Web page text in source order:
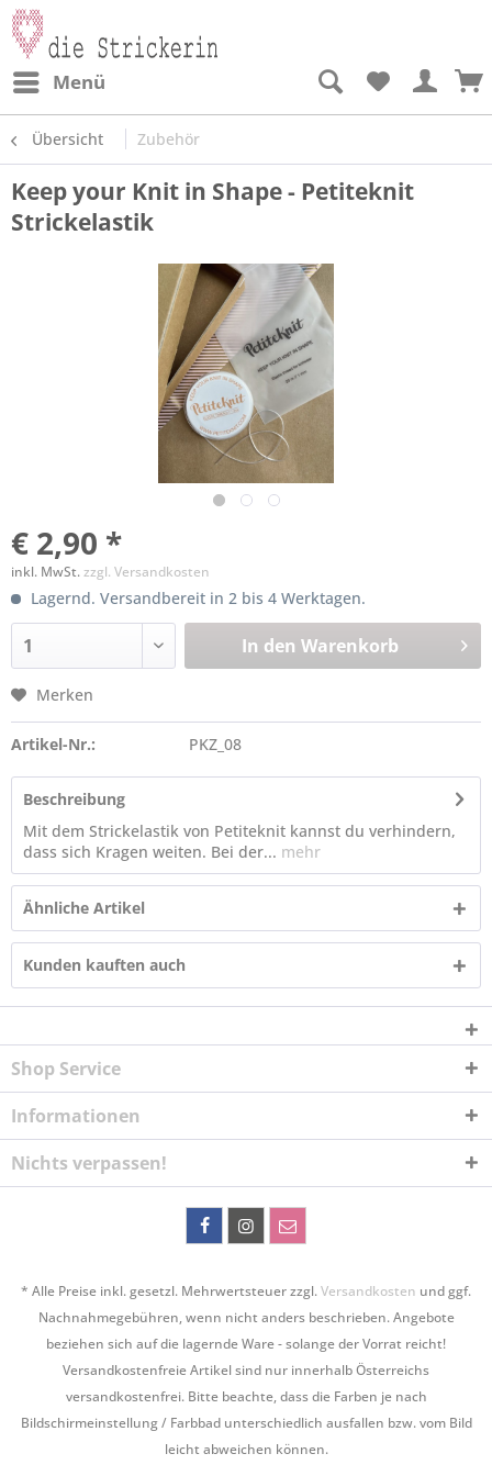
Menü
Übersicht Zubehör
Keep your Knit in Shape - Petiteknit
Strickelastik
€ 2,90 *
inkl. MwSt.zzgl. Versandkosten
Lagernd. Versandbereit in 2 bis 4 Werktagen.
In den Warenkorb
Merken
Artikel-Nr.: PKZ_08
Beschreibung
Mit dem Strickelastik von Petiteknit kannst du verhindern,
dass sich Kragen weiten. Bei der... mehr
Ähnliche Artikel
Kunden kauften auch
Shop Service
Informationen
Nichts verpassen!
* Alle Preise inkl. gesetzl. Mehrwertsteuer zzgl.Versandkosten und ggf.
Nachnahmegebühren, wenn nicht anders beschrieben. Angebote
beziehen sich auf die lagernde Ware - solange der Vorrat reicht!
Versandkostenfreie Artikel sind nur innerhalb Österreichs
versandkostenfrei. Bitte beachte, dass die Farben je nach
Bildschirmeinstellung / Farbbad unterschiedlich ausfallen bzw. vom Bild
leicht abweichen können.